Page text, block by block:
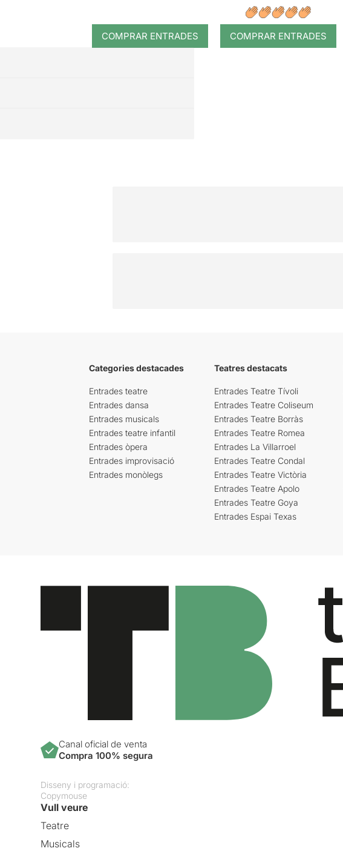
COMPRAR ENTRADES COMPRAR ENTRADES
Categories destacades
Entrades teatre
Entrades dansa
Entrades musicals
Entrades teatre infantil
Entrades òpera
Entrades improvisació
Entrades monòlegs
Teatres destacats
Entrades Teatre Tívoli
Entrades Teatre Coliseum
Entrades Teatre Borràs
Entrades Teatre Romea
Entrades La Villarroel
Entrades Teatre Condal
Entrades Teatre Victòria
Entrades Teatre Apolo
Entrades Teatre Goya
Entrades Espai Texas
Canal oficial de venta
Compra 100% segura
Disseny i programació:
Copymouse
Vull veure
Teatre
Musicals